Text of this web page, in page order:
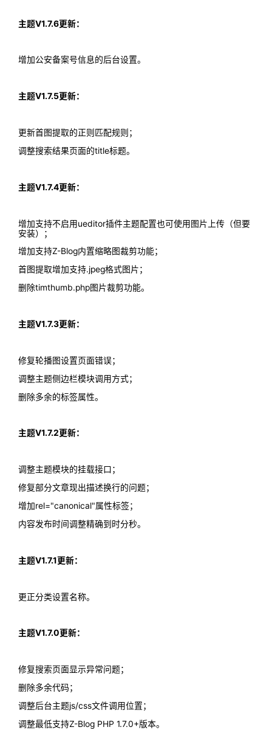
主题V1.7.6更新：
增加公安备案号信息的后台设置。
主题V1.7.5更新：
更新首图提取的正则匹配规则；
调整搜索结果页面的title标题。
主题V1.7.4更新：
增加支持不启用ueditor插件主题配置也可使用图片上传（但要
安装）；
增加支持Z-Blog内置缩略图裁剪功能；
首图提取增加支持.jpeg格式图片；
删除timthumb.php图片裁剪功能。
主题V1.7.3更新：
修复轮播图设置页面错误；
调整主题侧边栏模块调用方式；
删除多余的标签属性。
主题V1.7.2更新：
调整主题模块的挂载接口；
修复部分文章现出描述换行的问题；
增加rel="canonical"属性标签；
内容发布时间调整精确到时分秒。
主题V1.7.1更新：
更正分类设置名称。
主题V1.7.0更新：
修复搜索页面显示异常问题；
删除多余代码；
调整后台主题js/css文件调用位置；
调整最低支持Z-Blog PHP 1.7.0+版本。